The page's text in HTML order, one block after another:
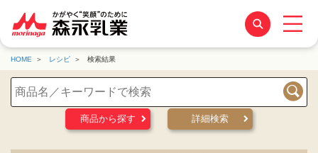
HOME レシピ 検索結果
検索
商品から探す
詳細検索